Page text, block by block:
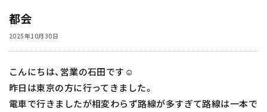
都会
2025年10月30日
こんにちは、営業の石田です☺️
昨日は東京の方に行ってきました。
電車で行きましたが相変わらず路線が多すぎて路線は一本で